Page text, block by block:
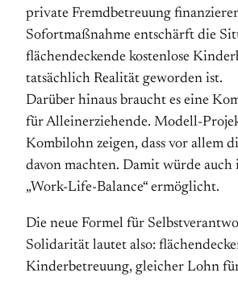
private Fremdbetreuung
Sofortmaßnahme entschärft die
flächendeckende kostenlose
tatsächlich Realität geworden ist.
Darüber hinaus braucht es eine
für Alleinerziehende. Modell-
Kombilohn zeigen, dass vor allem
davon machten. Damit würde auch
„Work-Life-Balance“ ermöglicht.
Die neue Formel für
Solidarität lautet also:
Kinderbetreuung, gleicher Lohn